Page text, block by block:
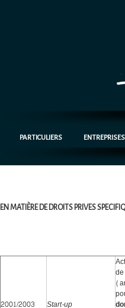
PARTICULIERS ENTREPRISES
EN MATIÈRE DE DROITS PRIVES
2001/2003 Start-up